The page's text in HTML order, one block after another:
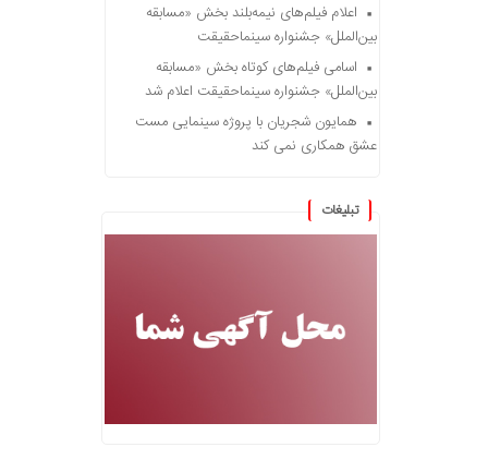
اعلام فیلم‌های نیمه‌بلند بخش «مسابقه
بین‌الملل» جشنواره سینماحقیقت
اسامی فیلم‌های کوتاه بخش «مسابقه
بین‌الملل» جشنواره سینماحقیقت اعلام شد
همایون شجریان با پروژه سینمایی مست
عشق همکاری نمی کند
تبلیغات